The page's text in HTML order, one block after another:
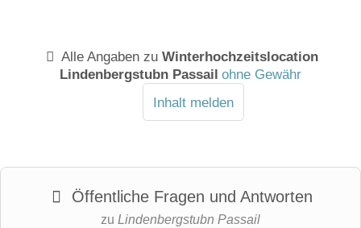
Alle Angaben zu Winterhochzeitslocation
Lindenbergstubn Passail ohne Gewähr
Inhalt melden
Öffentliche Fragen und Antworten
zu Lindenbergstubn Passail